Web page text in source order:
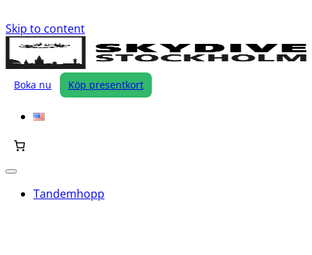
Skip to content
Boka nu Köp presentkort
Tandemhopp